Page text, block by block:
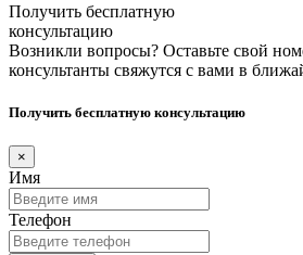
Получить бесплатную
консультацию
Возникли вопросы? Оставьте свой
консультанты свяжутся с вами в
Получить бесплатную консультацию
×
Имя
Телефон